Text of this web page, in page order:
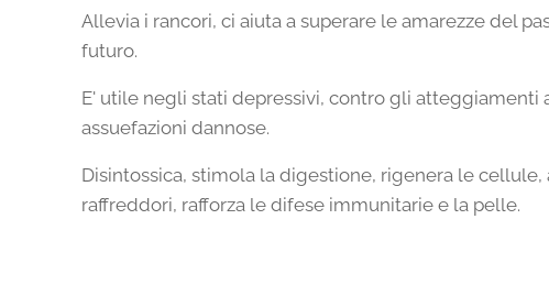
Allevia i rancori, ci aiuta a superare le amarezze del
futuro.
E' utile negli stati depressivi, contro gli atteggiamenti
assuefazioni dannose.
Disintossica, stimola la digestione, rigenera le cellule,
raffreddori, rafforza le difese immunitarie e la pelle.